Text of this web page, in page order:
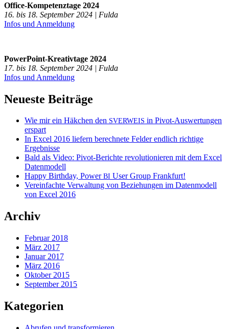
Office-Kompetenztage 2024
16. bis 18. September 2024 | Fulda
Infos und Anmeldung
PowerPoint-Kreativtage 2024
17. bis 18. September 2024 | Fulda
Infos und Anmeldung
Neueste Beiträge
Wie mir ein Häkchen den SVERWEIS in Pivot-Auswertungen
erspart
In Excel 2016 liefern berechnete Felder endlich richtige
Ergebnisse
Bald als Video: Pivot-Berichte revolutionieren mit dem Excel
Datenmodell
Happy Birthday, PowerBI User Group Frankfurt!
Vereinfachte Verwaltung von Beziehungen im Datenmodell
von Excel 2016
Archiv
Februar 2018
März 2017
Januar 2017
März 2016
Oktober 2015
September 2015
Kategorien